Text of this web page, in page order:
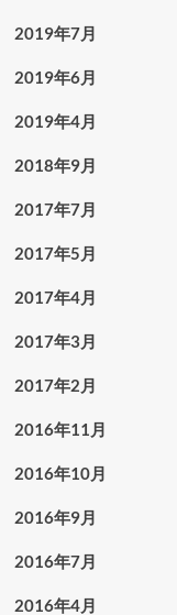
2019年7月
2019年6月
2019年4月
2018年9月
2017年7月
2017年5月
2017年4月
2017年3月
2017年2月
2016年11月
2016年10月
2016年9月
2016年7月
2016年4月